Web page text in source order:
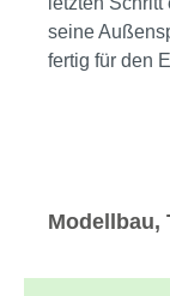
seine
fertig für den
Modellbau,